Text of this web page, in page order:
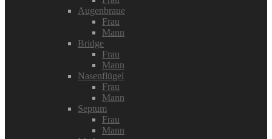
Augenbraue
Frau
Mann
Bridge
Frau
Mann
Nasenflügel
Frau
Mann
Septum
Frau
Mann